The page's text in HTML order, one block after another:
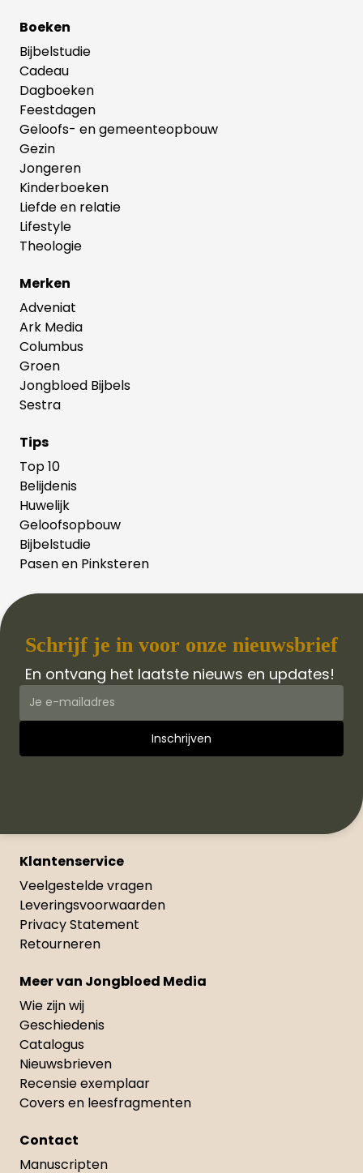
Boeken
Bijbelstudie
Cadeau
Dagboeken
Feestdagen
Geloofs- en gemeenteopbouw
Gezin
Jongeren
Kinderboeken
Liefde en relatie
Lifestyle
Theologie
Merken
Adveniat
Ark Media
Columbus
Groen
Jongbloed Bijbels
Sestra
Tips
Top 10
Belijdenis
Huwelijk
Geloofsopbouw
Bijbelstudie
Pasen en Pinksteren
Schrijf je in voor onze nieuwsbrief
En ontvang het laatste nieuws en updates!
Klantenservice
Veelgestelde vragen
Leveringsvoorwaarden
Privacy Statement
Retourneren
Meer van Jongbloed Media
Wie zijn wij
Geschiedenis
Catalogus
Nieuwsbrieven
Recensie exemplaar
Covers en leesfragmenten
Contact
Manuscripten